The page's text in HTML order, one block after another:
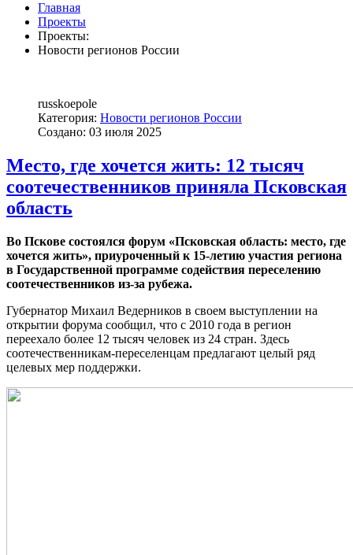
Главная
Проекты
Проекты:
Новости регионов России
russkoepole
Категория: Новости регионов России
Создано: 03 июля 2025
Место, где хочется жить: 12 тысяч
соотечественников приняла Псковская
область
Во Пскове состоялся форум «Псковская область: место, где
хочется жить», приуроченный к 15-летию участия региона
в Государственной программе содействия переселению
соотечественников из-за рубежа.
Губернатор Михаил Ведерников в своем выступлении на
открытии форума сообщил, что с 2010 года в регион
переехало более 12 тысяч человек из 24 стран. Здесь
соотечественникам-переселенцам предлагают целый ряд
целевых мер поддержки.